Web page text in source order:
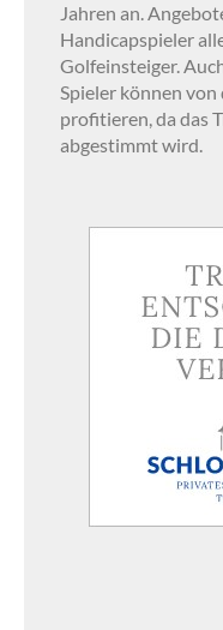
Jahren an.
Handicapspieler
Golfeinsteiger.
Spieler können
profitieren, da das
abgestimmt wird.